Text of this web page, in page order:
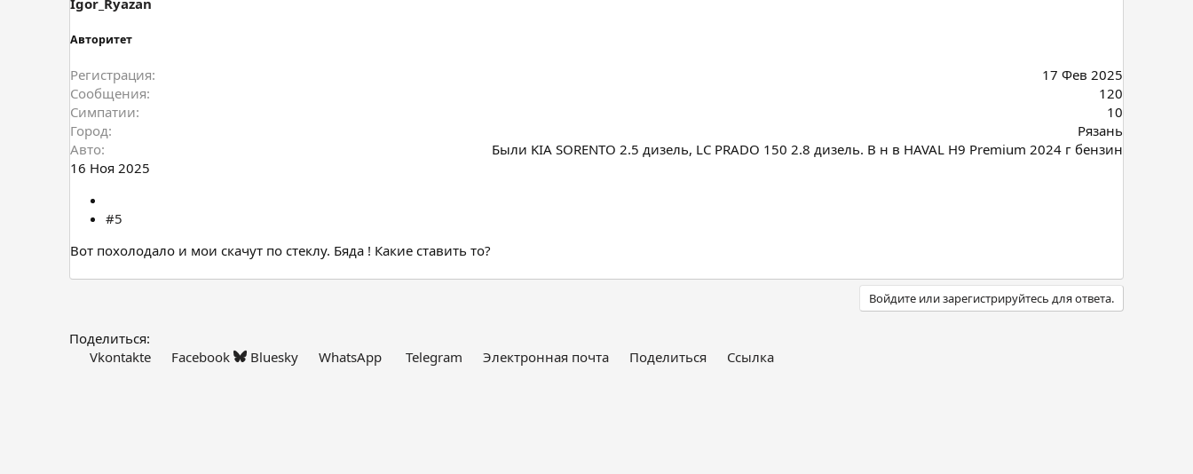
Авторитет
Регистрация
17 Фев 2025
Сообщения
120
Симпатии
10
Город
Рязань
Авто
Были KIA SORENTO 2.5 дизель, LC PRADO 150 2.8 дизель. В н в HAVAL H9 Premium 2024 г бензин
16 Ноя 2025
#5
Вот похолодало и мои скачут по стеклу. Бяда ! Какие ставить то?
Войдите или зарегистрируйтесь для ответа.
Поделиться:
Vkontakte
Facebook Bluesky WhatsApp Telegram Электронная почта Поделиться Ссылка